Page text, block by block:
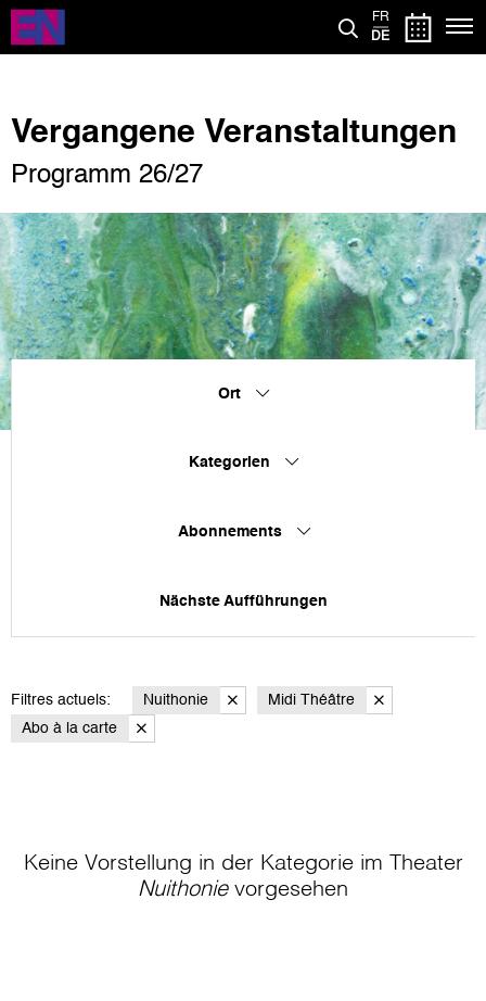
Direkt
zum
Inhalt
FR
DE
Vergangene Veranstaltungen
Programm 26/27
Ort
Kategorien
Abonnements
Nächste Aufführungen
Filtres actuels: Nuithonie
Midi Théâtre
Abo à la carte
Keine Vorstellung in der Kategorie im Theater
Nuithonievorgesehen